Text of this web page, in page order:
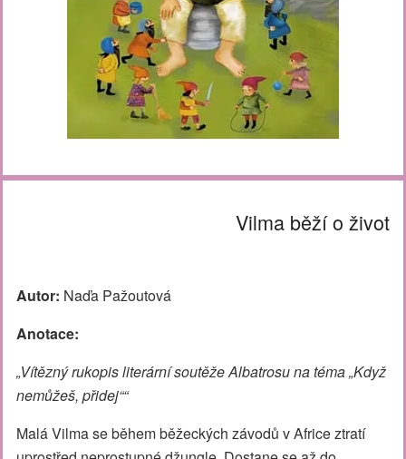
Vilma běží o život
Autor: Naďa Pažoutová
Anotace:
„Vítězný rukopis literární soutěže Albatrosu na téma „Když
nemůžeš, přidej““
Malá Vilma se během běžeckých závodů v Africe ztratí